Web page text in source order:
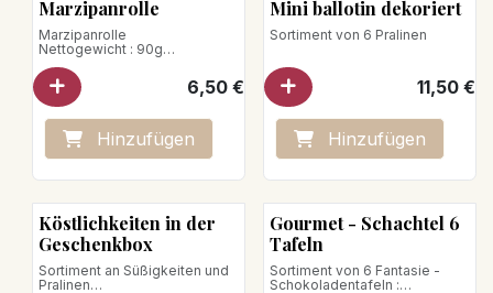
Marzipanrolle
Marzipanrolle
Nettogewicht : 90g
veganes Produkt
6,50€
Hinzufügen
Mini ballotin dekoriert
Sortiment von 6 Pralinen
11,50€
Hinzufügen
Köstlichkeiten in der
Geschenkbox
Sortiment an Süßigkeiten und
Pralinen
Gourmet - Schachtel 6
Tafeln
Sortiment von 6 Fantasie -
Schokoladentafeln :